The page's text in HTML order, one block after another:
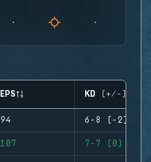
EPS KD (+/-)
94 6-8 (-2)
107 7-7 (0)